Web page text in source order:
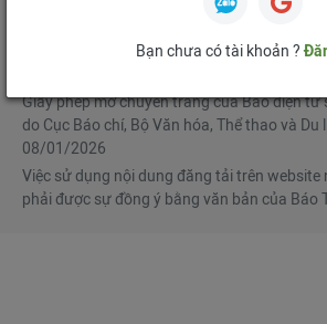
Ngô Chí Tùng Lê Trọng
Giấy phép mở chuyên trang của Báo điện tử
do Cục Báo chí, Bộ Văn hóa, Thể thao và Du
08/01/2026
Việc sử dụng nội dung đăng tải trên website
phải được sự đồng ý bằng văn bản của Báo
Bạn chưa có tài khoản ?